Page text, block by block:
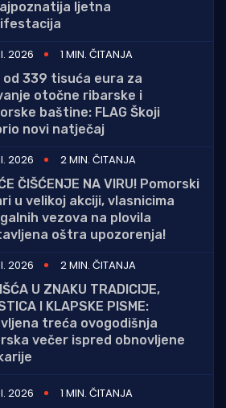
ljetna
2026
1 MIN. ČITANJA
od 339 tisuća eura za
otočne ribarske i
baštine: FLAG Škoji
novi natječaj
2026
2 MIN. ČITANJA
ČIŠĆENJE NA VIRU! Pomorski
u velikoj akciji, vlasnicima
vezova na plovila
oštra upozorenja!
2026
2 MIN. ČITANJA
U ZNAKU TRADICIJE,
I KLAPSKE PISME:
treća ovogodišnja
večer ispred obnovljene
2026
1 MIN. ČITANJA